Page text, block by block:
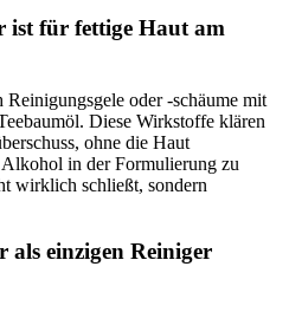
ist für fettige Haut am
oder -schäume mit
Diese Wirkstoffe klären
ohne die Haut
in der Formulierung zu
wirklich schließt, sondern
als einzigen Reiniger